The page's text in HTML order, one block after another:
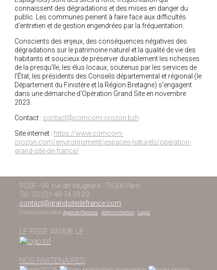
connaissent des dégradations et des mises en danger du
public. Les communes peinent à faire face aux difficultés
d’entretien et de gestion engendrées par la fréquentation.
Conscients des enjeux, des conséquences négatives des
dégradations sur le patrimoine naturel et la qualité de vie des
habitants et soucieux de préserver durablement les richesses
de la presqu'île, les élus locaux, soutenus par les services de
l’État, les présidents des Conseils départemental et régional (le
Département du Finistère et la Région Bretagne) s’engagent
dans une démarche d’Opération Grand Site en novembre
2023.
Contact : contact@comcom-crozon.bzh
Site internet : https://www.comcom-
crozon.com/environnement/espaces-naturels/operation-
grand-site-de-france/
RGSF - 99, rue de Vaugirard - 75006 Paris
Tél : 33 (0)1 48 74 39 29
contact@grandsitedefrance.com
Création/RéalisationAgence-Panama - Administration - Login
LE RGSF ANIME LE
NOS PARTENAIRES